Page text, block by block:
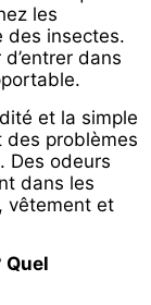
les
des insectes.
dans
et la simple
des problèmes
Des odeurs
dans les
vêtement et
Quel